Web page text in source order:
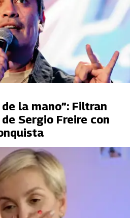
la mano”: Filtran
Sergio Freire con